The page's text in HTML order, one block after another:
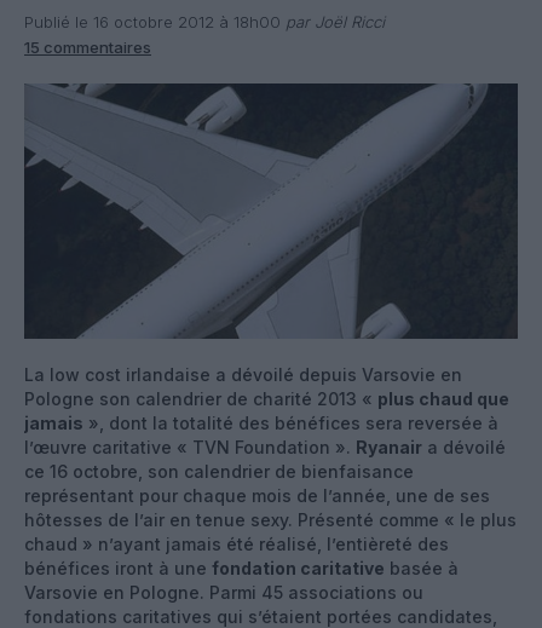
Publié le 16 octobre 2012 à 18h00 par Joël Ricci
15 commentaires
La low cost irlandaise a dévoilé depuis Varsovie en
Pologne son calendrier de charité 2013 « plus chaud que
jamais », dont la totalité des bénéfices sera reversée à
l’œuvre caritative « TVN Foundation ». Ryanair a dévoilé
ce 16 octobre, son calendrier de bienfaisance
représentant pour chaque mois de l’année, une de ses
hôtesses de l’air en tenue sexy. Présenté comme « le plus
chaud » n’ayant jamais été réalisé, l’entièreté des
bénéfices iront à une fondation caritative basée à
Varsovie en Pologne. Parmi 45 associations ou
fondations caritatives qui s’étaient portées candidates,